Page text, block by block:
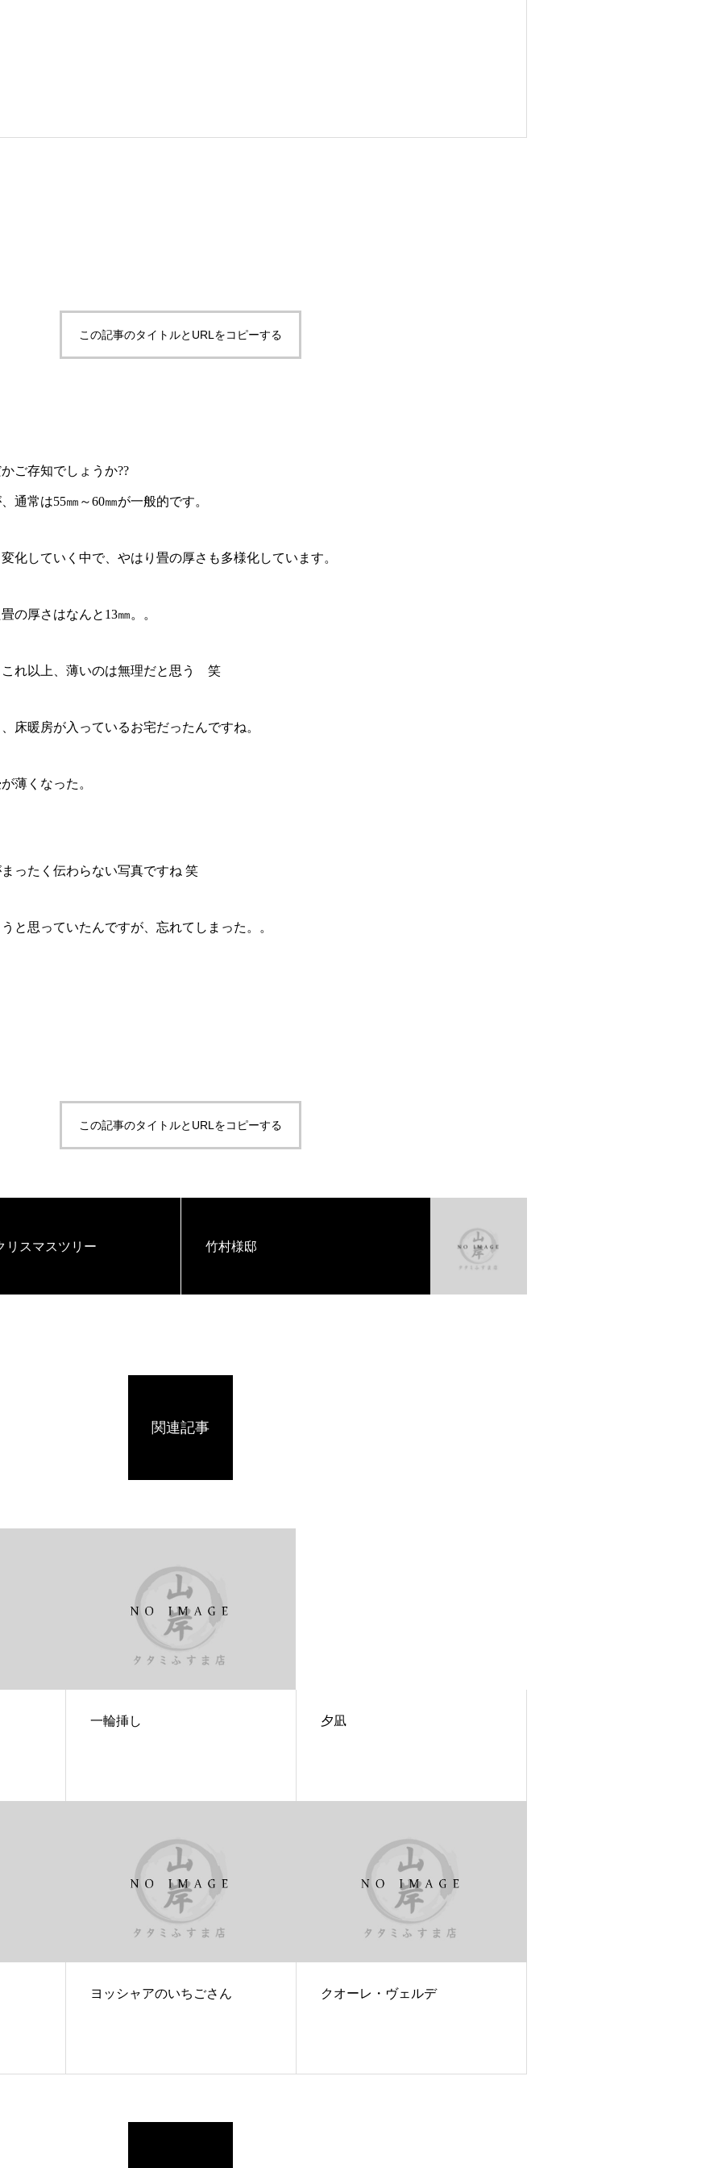
この記事のタイトルとURLをコピーする
ご存知でしょうか??
通常は55㎜～60㎜が一般的です。
化していく中で、やはり畳の厚さも多様化しています。
の厚さはなんと13㎜。。
れ以上、薄いのは無理だと思う 笑
床暖房が入っているお宅だったんですね。
薄くなった。
ったく伝わらない写真ですね 笑
と思っていたんですが、忘れてしまった。。
この記事のタイトルとURLをコピーする
リスマスツリー 竹村様邸
関連記事
一輪挿し 夕凪
ヨッシャアのいちごさん クオーレ・ヴェルデ